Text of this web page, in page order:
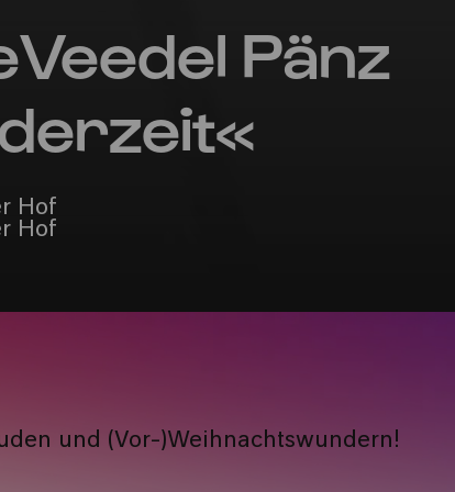
Pänz
Hof
Hof
und (Vor-)Weihnachtswundern!